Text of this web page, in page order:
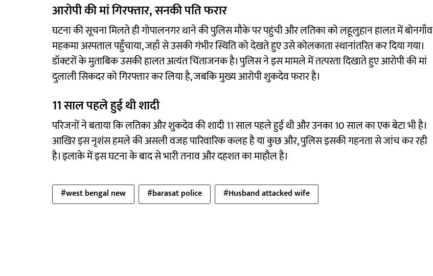
आरोपी की मां गिरफ्तार, सनकी पति फरार
घटना की सूचना मिलते ही गोपालनगर थाने की पुलिस मौके पर पहुंची और लतिका को लहूलुहान हालत में बोनगाँव
महकमा अस्पताल पहुँचाया, जहाँ से उसकी गंभीर स्थिति को देखते हुए उसे कोलकाता स्थानांतरित कर दिया गया।
डॉक्टरों के मुताबिक उसकी हालत अत्यंत चिंताजनक है। पुलिस ने इस मामले में तत्परता दिखाते हुए आरोपी की मां
दुलाली सिकदर को गिरफ्तार कर लिया है, जबकि मुख्य आरोपी शुकदेव फरार है।
11 साल पहले हुई थी शादी
परिजनों ने बताया कि लतिका और शुकदेव की शादी 11 साल पहले हुई थी और उनका 10 साल का एक बेटा भी है।
आखिर इस नृशंस हमले की असली वजह पारिवारिक कलह है या कुछ और, पुलिस इसकी गहनता से जांच कर रही
है। इलाके में इस घटना के बाद से भारी तनाव और दहशत का माहौल है।
#west bengal new #barasat police #Husband attacked wife